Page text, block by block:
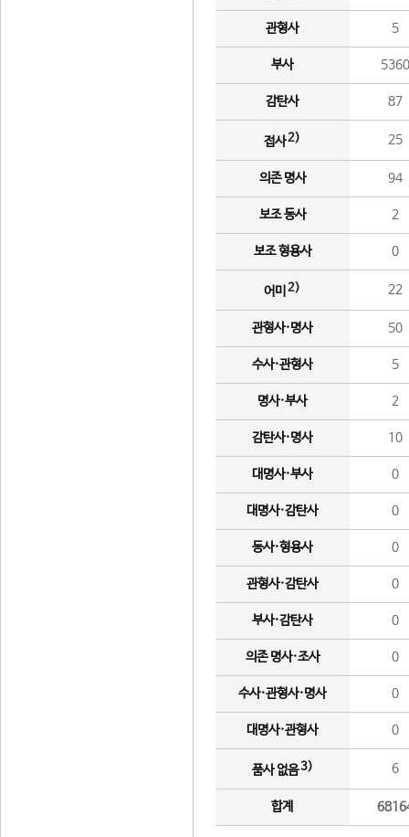
관형사 5
부사 5360
감탄사 87
접사2) 25
의존 명사 94
보조 동사 2
보조 형용사 0
어미 2) 22
관형사·명사 50
수사·관형사 5
명사·부사 2
감탄사·명사 10
대명사·부사 0
대명사·감탄사 0
동사·형용사 0
관형사·감탄사 0
부사·감탄사 0
의존 명사·조사 0
수사·관형사·명사 0
대명사·관형사 0
품사 없음3) 6
합계